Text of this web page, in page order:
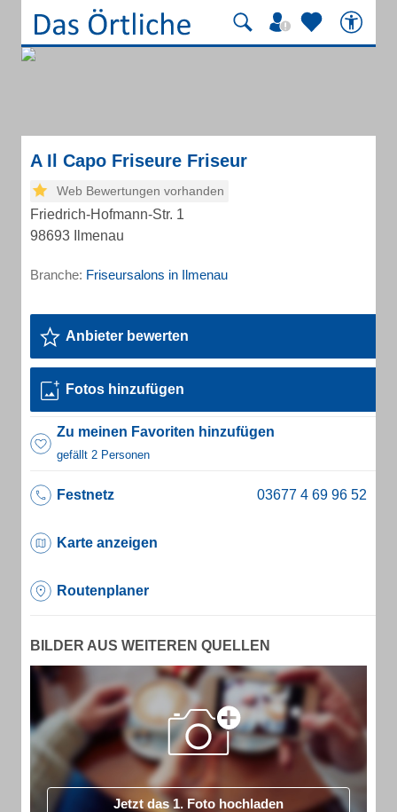
A Il Capo Friseure Friseur
Web Bewertungen vorhanden
Friedrich-Hofmann-Str. 1
98693 Ilmenau
Branche: Friseursalons in Ilmenau
Anbieter bewerten
Fotos hinzufügen
Zu meinen Favoriten hinzufügen
gefällt 2 Personen
Festnetz
Karte anzeigen
Routenplaner
BILDER AUS WEITEREN QUELLEN
Jetzt das 1. Foto hochladen